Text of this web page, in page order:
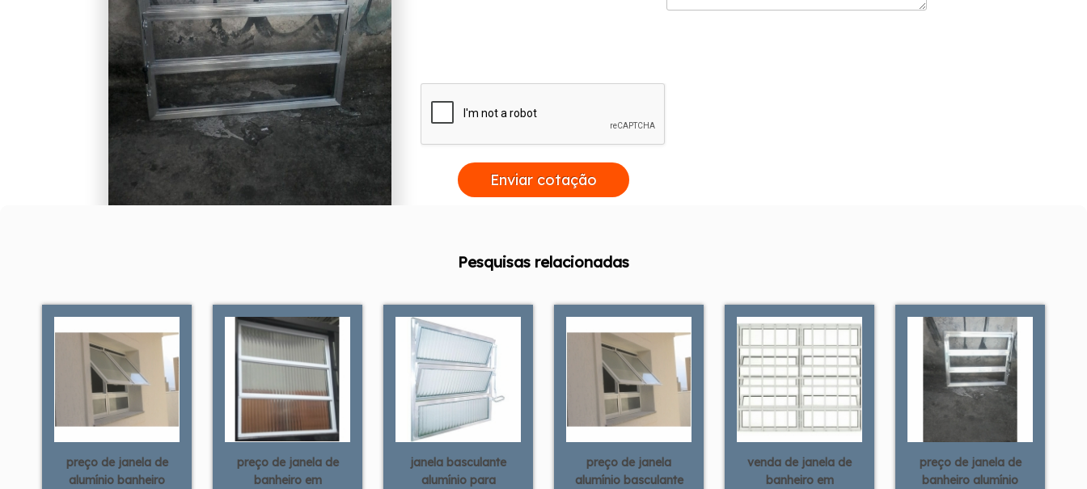
Enviar cotação
Pesquisas relacionadas
preço de janela de
alumínio banheiro
preço de janela de
banheiro em
janela basculante
alumínio para
preço de janela
alumínio basculante
venda de janela de
banheiro em
preço de janela de
banheiro alumínio